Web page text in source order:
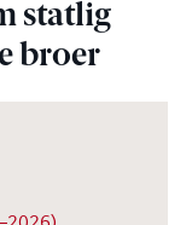
statlig
broer